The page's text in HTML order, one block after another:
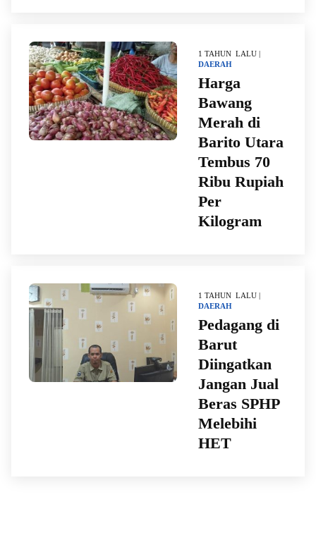
1 TAHUN LALU |
DAERAH
Harga
Bawang
Merah di
Barito Utara
Tembus 70
Ribu Rupiah
Per
Kilogram
1 TAHUN LALU |
DAERAH
Pedagang di
Barut
Diingatkan
Jangan Jual
Beras SPHP
Melebihi
HET